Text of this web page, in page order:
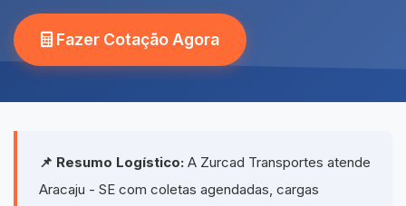
Fazer Cotação Agora
📌 Resumo Logístico: A Zurcad Transportes atende
Aracaju - SE com coletas agendadas, cargas